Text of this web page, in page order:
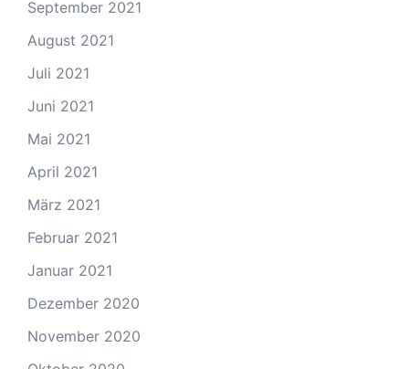
September 2021
August 2021
Juli 2021
Juni 2021
Mai 2021
April 2021
März 2021
Februar 2021
Januar 2021
Dezember 2020
November 2020